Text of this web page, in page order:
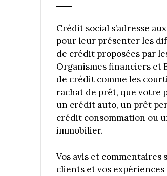
Crédit social s’adresse
pour leur présenter les
de crédit proposées par
Organismes financiers et
de crédit comme les
rachat de prêt, que votre
un crédit auto, un prêt
crédit consommation ou
immobilier.
Vos avis et commentaires
clients et vos